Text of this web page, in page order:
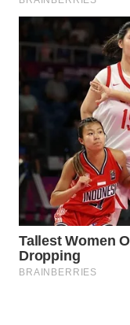
WAHANA
INFRASTRUKTUR
WAHANA
KONSUMEN
LISTRIK
WAHANA
TRAVEL
WAHANA
TV